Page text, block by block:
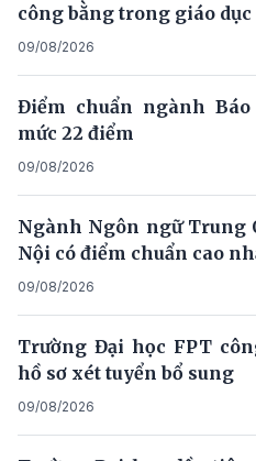
công bằng trong giáo dục
09/08/2026
Điểm chuẩn ngành
mức 22 điểm
09/08/2026
Ngành Ngôn ngữ Trung
Nội có điểm chuẩn cao
09/08/2026
Trường Đại học FPT
hồ sơ xét tuyển bổ sung
09/08/2026